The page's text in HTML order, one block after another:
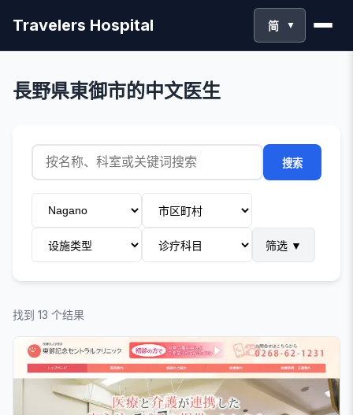
Travelers Hospital 简 ▼
長野県東御市的中文医生
搜索
筛选 ▼
找到 13 个结果